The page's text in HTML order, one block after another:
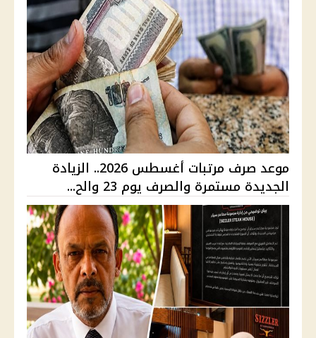
موعد صرف مرتبات أغسطس 2026.. الزيادة
الجديدة مستمرة والصرف يوم 23 والح...